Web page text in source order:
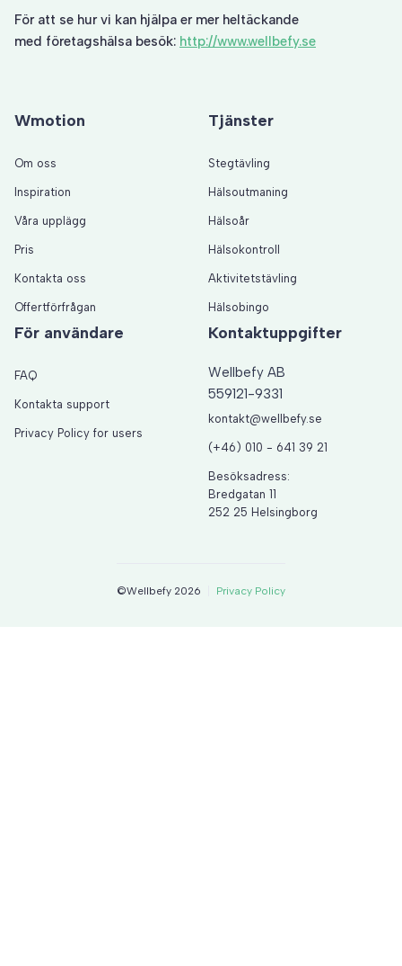
För att se hur vi kan hjälpa er mer heltäckande
med företagshälsa besök: http://www.wellbefy.se
Wmotion
Om oss
Inspiration
Våra upplägg
Pris
Kontakta oss
Offertförfrågan
Tjänster
Stegtävling
Hälsoutmaning
Hälsoår
Hälsokontroll
Aktivitetstävling
Hälsobingo
För användare
FAQ
Kontakta support
Privacy Policy for users
Kontaktuppgifter
Wellbefy AB
559121-9331
kontakt@wellbefy.se
(+46) 010 - 641 39 21
Besöksadress:
Bredgatan 11
252 25 Helsingborg
©Wellbefy 2026 Privacy Policy